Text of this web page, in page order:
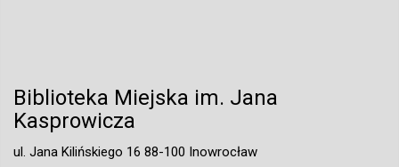
Biblioteka Miejska im. Jana
Kasprowicza
ul. Jana Kilińskiego 16 88-100 Inowrocław